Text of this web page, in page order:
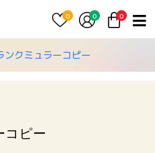
0 0 0
ンクミュラーコピー
コピー